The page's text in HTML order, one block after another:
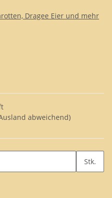
Dragee Eier und mehr
abweichend)
Stk.